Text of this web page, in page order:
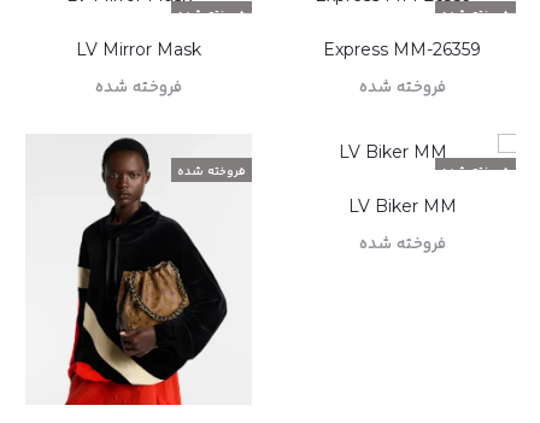
فروخته شده
26359-Express MM
فروخته شده
فروخته شده
LV Mirror Mask
فروخته شده
فروخته شده
LV Biker MM
فروخته شده
فروخته شده